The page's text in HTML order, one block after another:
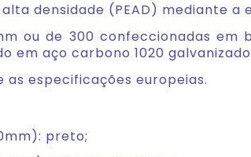
densidade (PEAD) mediante a
ou de 300 confeccionadas
em aço carbono 1020
especificações europeias.
preto;